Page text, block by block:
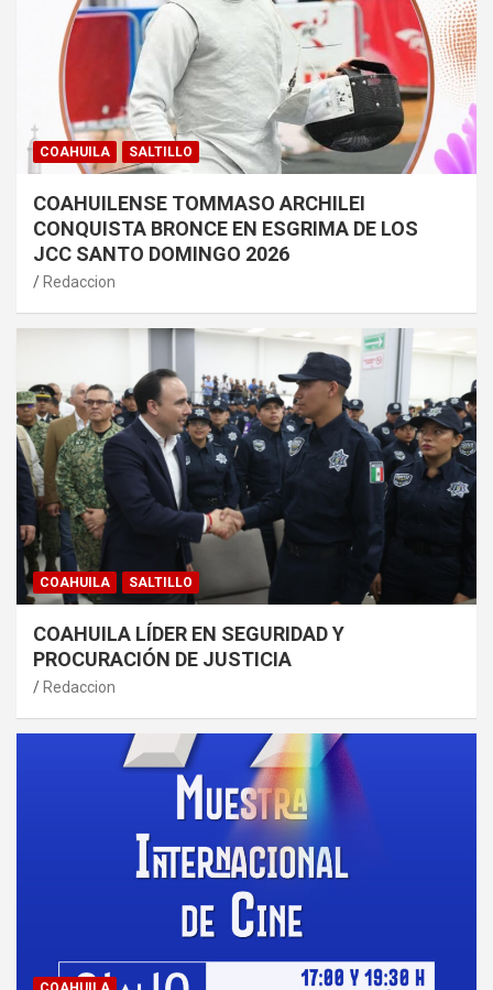
COAHUILA SALTILLO
COAHUILENSE TOMMASO ARCHILEI
CONQUISTA BRONCE EN ESGRIMA DE LOS
JCC SANTO DOMINGO 2026
Redaccion
COAHUILA SALTILLO
COAHUILA LÍDER EN SEGURIDAD Y
PROCURACIÓN DE JUSTICIA
Redaccion